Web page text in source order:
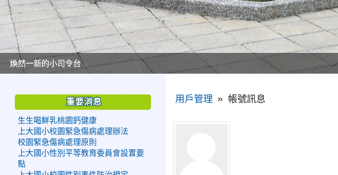
美麗的操場是我們活力的來源
美麗的操場是我們活力的來源
煥然一新的小司令台
煥然一新的小司令台
富含桃園埤塘田園風光意象的中廊
富含桃園埤塘田園風光意象的中廊
嶄新的中庭廣場
嶄新的中庭廣場
水生池生生不息
水生池生生不息
用戶管理 » 帳號訊息
重要消息
生生喝鮮乳桃園鈣健康
上大國小校園緊急傷病處理辦法
校園緊急傷病處理原則
上大國小性別平等教育委員會設置要
點